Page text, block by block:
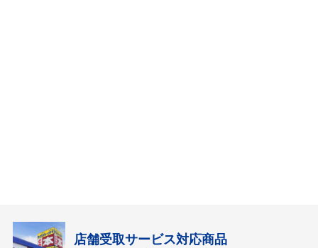
店舗受取サービス対応商品